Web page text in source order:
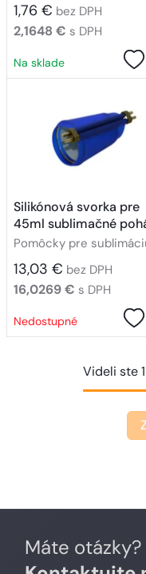
1,76 € bez DPH
2,1648 € s DPH
Na sklade
Silikónová svorka pre
45ml sublimačné
Pomôcky pre
13,03 € bez DPH
16,0269 € s DPH
Nedostupné
Videli ste
Máte otázky?